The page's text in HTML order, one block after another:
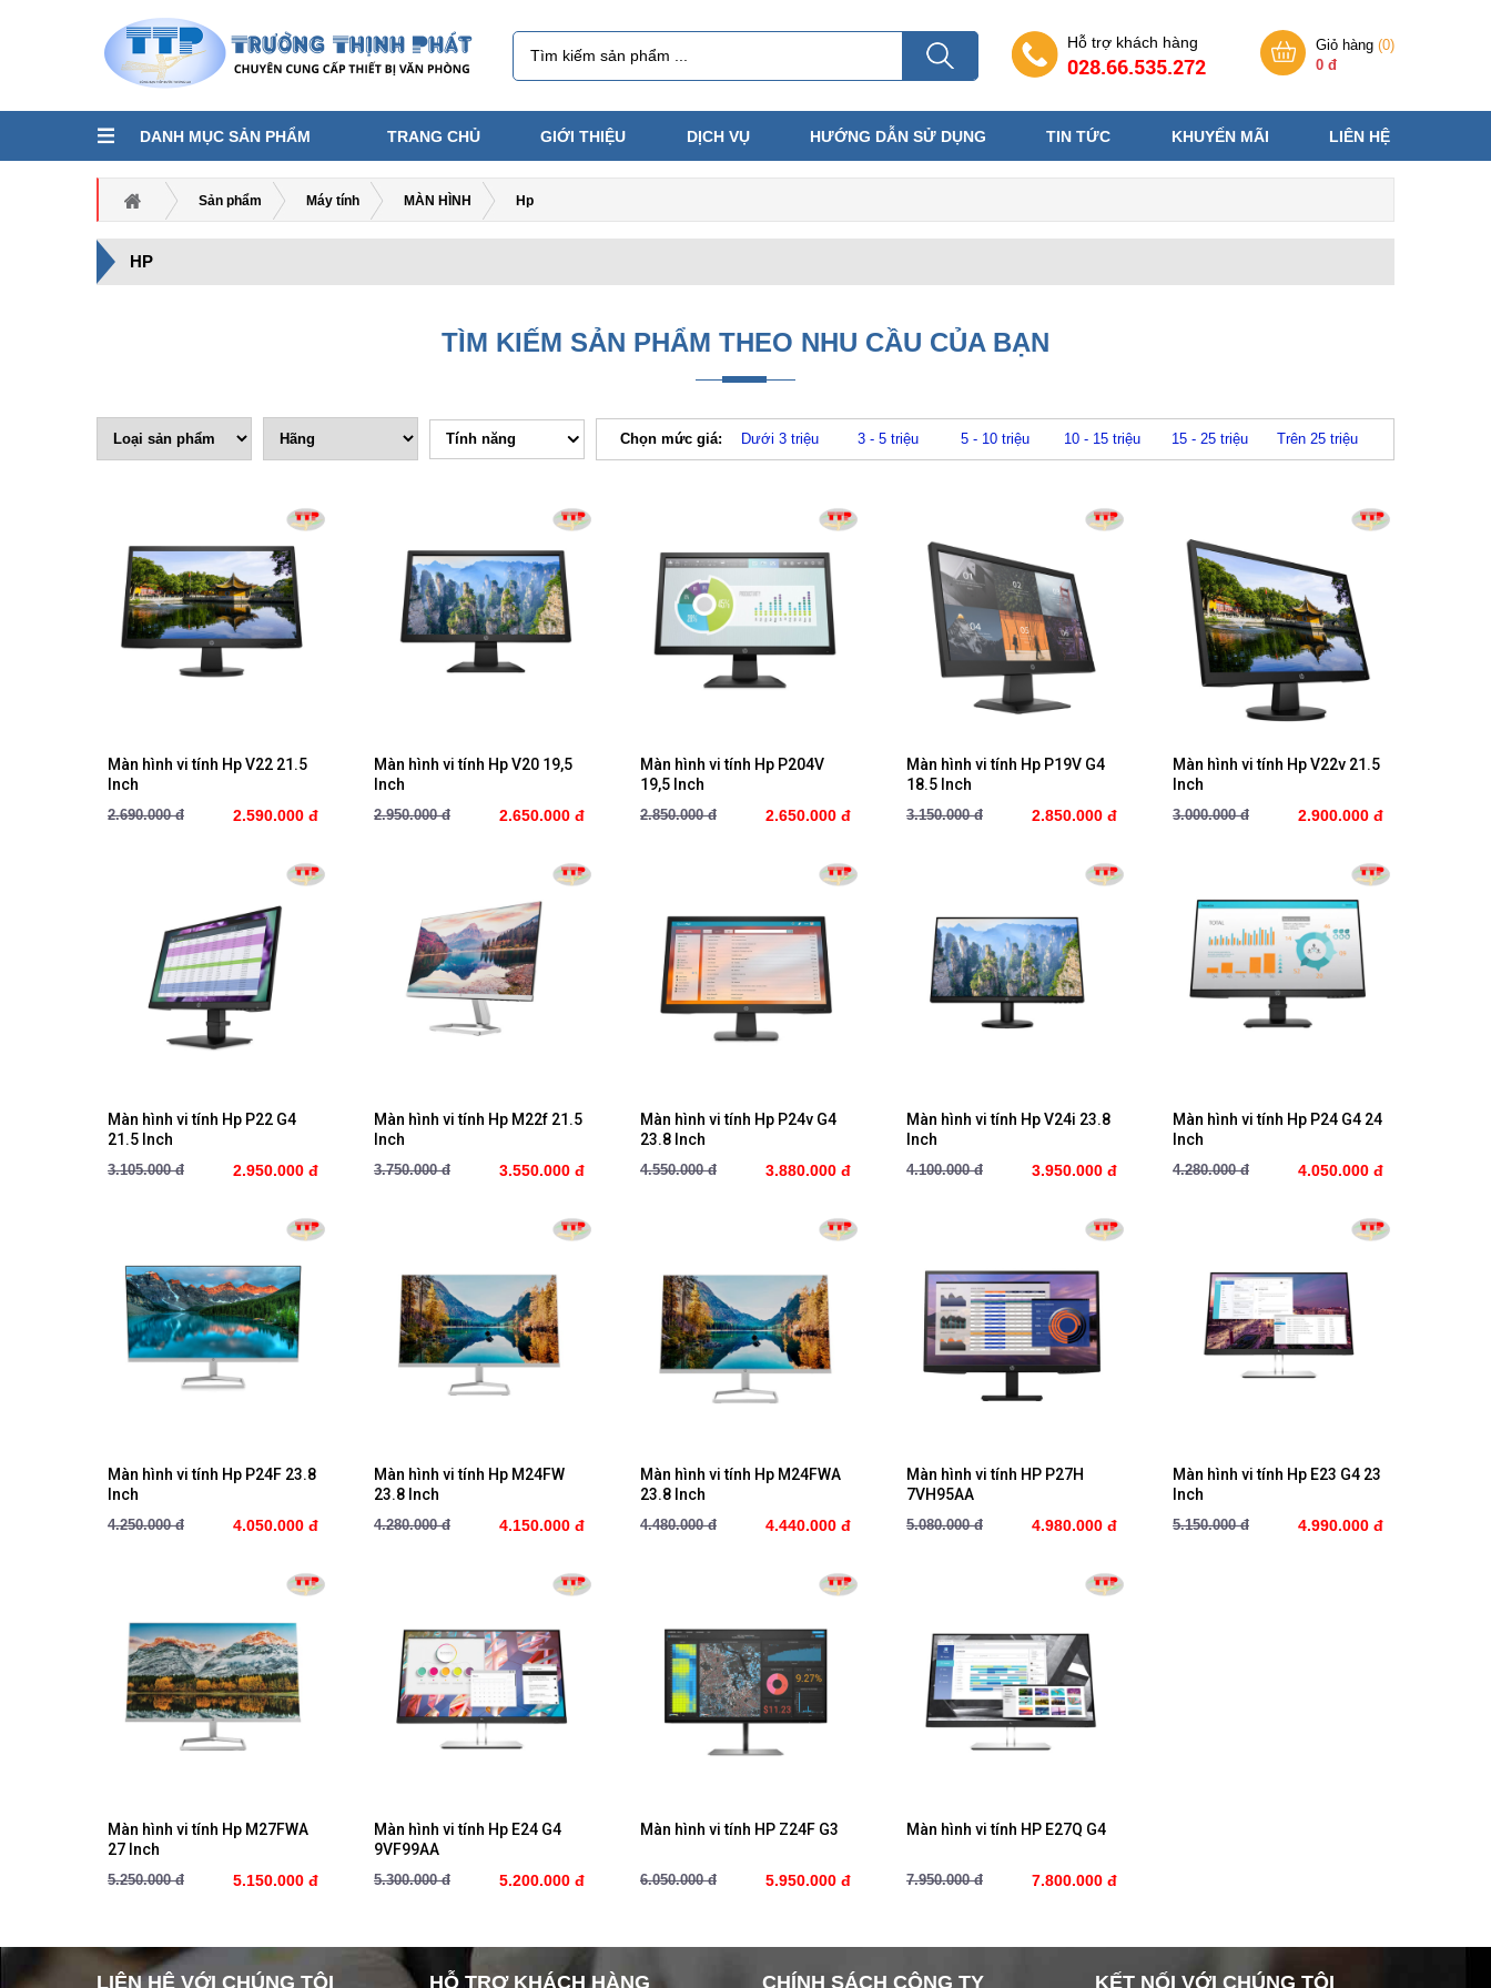
Hỗ trợ khách hàng
028.66.535.272
Giỏ hàng (0)
0 đ
DANH MỤC SẢN PHẨM TRANG CHỦ GIỚI THIỆU DỊCH VỤ HƯỚNG DẪN SỬ DỤNG TIN TỨC KHUYẾN MÃI LIÊN HỆ
Sản phẩm Máy tính MÀN HÌNH Hp
HP
TÌM KIẾM SẢN PHẨM THEO NHU CẦU CỦA BẠN
Tính năng Chọn mức giá: Dưới 3 triệu 3 - 5 triệu 5 - 10 triệu 10 - 15 triệu 15 - 25 triệu Trên 25 triệu
Màn hình vi tính Hp V22 21.5
Inch
2.690.000 đ 2.590.000 đ
Màn hình vi tính Hp V20 19,5
Inch
2.950.000 đ 2.650.000 đ
Màn hình vi tính Hp P204V
19,5 Inch
2.850.000 đ 2.650.000 đ
Màn hình vi tính Hp P19V G4
18.5 Inch
3.150.000 đ 2.850.000 đ
Mua ngay
Màn hình vi tính Hp V22v 21.5
Inch
3.000.000 đ 2.900.000 đ
Màn hình vi tính Hp P22 G4
21.5 Inch
3.105.000 đ 2.950.000 đ
Màn hình vi tính Hp M22f 21.5
Inch
3.750.000 đ 3.550.000 đ
Màn hình vi tính Hp P24v G4
23.8 Inch
4.550.000 đ 3.880.000 đ
Màn hình vi tính Hp V24i 23.8
Inch
4.100.000 đ 3.950.000 đ
Màn hình vi tính Hp P24 G4 24
Inch
4.280.000 đ 4.050.000 đ
Màn hình vi tính Hp P24F 23.8
Inch
4.250.000 đ 4.050.000 đ
Màn hình vi tính Hp M24FW
23.8 Inch
4.280.000 đ 4.150.000 đ
Màn hình vi tính Hp M24FWA
23.8 Inch
4.480.000 đ 4.440.000 đ
Màn hình vi tính HP P27H
7VH95AA
5.080.000 đ 4.980.000 đ
Màn hình vi tính Hp E23 G4 23
Inch
5.150.000 đ 4.990.000 đ
Màn hình vi tính Hp M27FWA
27 Inch
5.250.000 đ 5.150.000 đ
Màn hình vi tính Hp E24 G4
9VF99AA
5.300.000 đ 5.200.000 đ
Màn hình vi tính HP Z24F G3
6.050.000 đ 5.950.000 đ
Màn hình vi tính HP E27Q G4
7.950.000 đ 7.800.000 đ
LIÊN HỆ VỚI CHÚNG TÔI HỖ TRỢ KHÁCH HÀNG CHÍNH SÁCH CÔNG TY KẾT NỐI VỚI CHÚNG TÔI